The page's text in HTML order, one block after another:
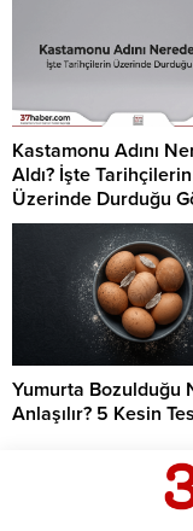
Kastamonu Adını
Aldı? İşte Tarihçilerin
Üzerinde Durduğu
Yumurta Bozulduğu
Anlaşılır? 5 Kesin